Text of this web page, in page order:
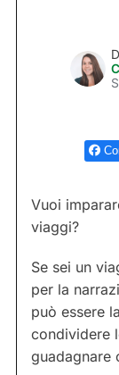
Vuoi
viaggi?
Se sei un
per la
può essere
condividere
guadagnare